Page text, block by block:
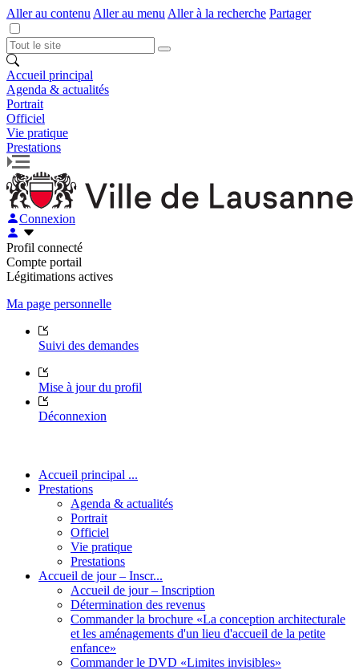
Aller au contenu Aller au menu Aller à la recherche Partager
Accueil principal
Agenda & actualités
Portrait
Officiel
Vie pratique
Prestations
Connexion
Profil connecté
Compte portail
Légitimations actives
Ma page personnelle
Suivi des demandes
Mise à jour du profil
Déconnexion
Accueil principal ...
Prestations
Agenda & actualités
Portrait
Officiel
Vie pratique
Prestations
Accueil de jour – Inscr...
Accueil de jour – Inscription
Détermination des revenus
Commander la brochure «La conception architecturale
et les aménagements d'un lieu d'accueil de la petite
enfance»
Commander le DVD «Limites invisibles»